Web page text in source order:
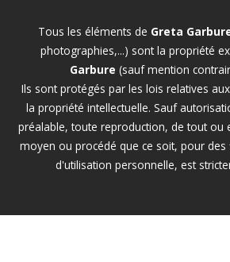
Tous les éléments de Greta
photographies,...) sont la propriété
Garbure (sauf mention
Ils sont protégés par les lois relatives
la propriété intellectuelle. Sauf
préalable, toute reproduction, de tout ou
moyen ou procédé que ce soit, pour des
d'utilisation personnelle, est